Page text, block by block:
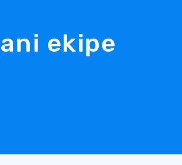
ekipe